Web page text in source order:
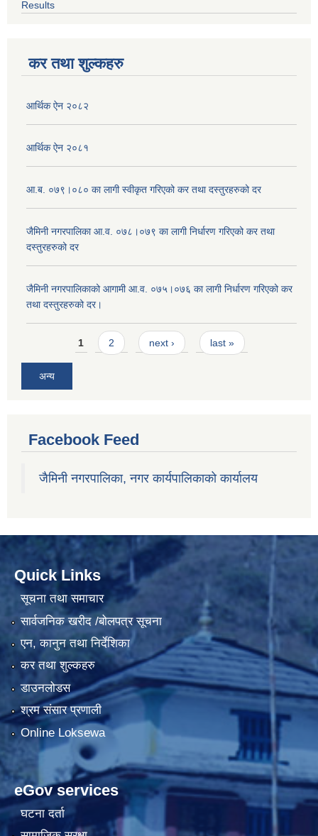
Results
कर तथा शुल्कहरु
आर्थिक ऐन २०८२
आर्थिक ऐन २०८१
आ.ब. ०७९।०८० का लागी स्वीकृत गरिएको कर तथा दस्तुरहरुको दर
जैमिनी नगरपालिका आ.व. ०७८।०७९ का लागी निर्धारण गरिएको कर तथा
दस्तुरहरुको दर
जैमिनी नगरपालिकाको आगामी आ.व. ०७५।०७६ का लागी निर्धारण गरिएको कर
तथा दस्तुरहरुको दर।
Pages1 2 next › last »
अन्य
Facebook Feed
जैमिनी नगरपालिका, नगर कार्यपालिकाको कार्यालय
Quick Links
सूचना तथा समाचार
सार्वजनिक खरीद /बोलपत्र सूचना
एन, कानुन तथा निर्देशिका
कर तथा शुल्कहरु
डाउनलोडस
श्रम संसार प्रणाली
Online Loksewa
eGov services
घटना दर्ता